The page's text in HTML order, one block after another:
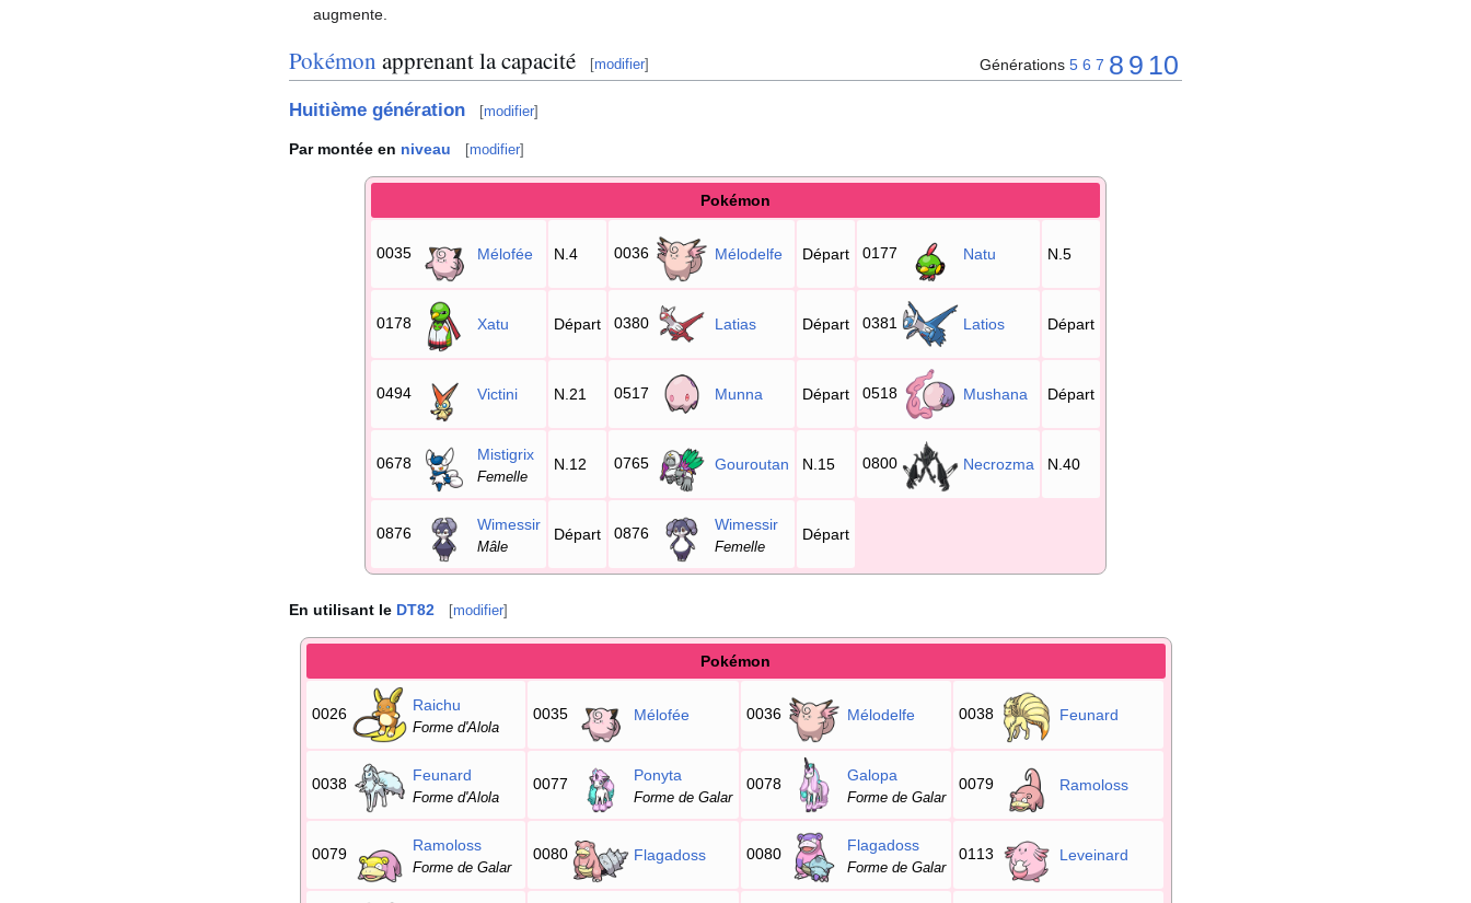
augmente.
Pokémon apprenant la capacité [modifier] Générations 5 6 7 8 9 10
Huitième génération [modifier]
Par montée en niveau [modifier]
Pokémon
0035 Mélofée N.4 0036 Mélodelfe Départ 0177 Natu N.5
0178 Xatu Départ 0380 Latias Départ 0381 Latios Départ
0494 Victini N.21 0517 Munna Départ 0518 Mushana Départ
0678 Mistigrix
Femelle
N.12 0765 Gouroutan N.15 0800 Necrozma N.40
0876 Wimessir
Mâle
Départ 0876 Wimessir
Femelle
Départ
En utilisant le DT82 [modifier]
Pokémon
0026 Raichu
Forme d'Alola
0035 Mélofée 0036 Mélodelfe 0038 Feunard
0038 Feunard
Forme d'Alola
0077 Ponyta
Forme de Galar
0078 Galopa
Forme de Galar
0079 Ramoloss
0079 Ramoloss
Forme de Galar
0080 Flagadoss 0080 Flagadoss
Forme de Galar
0113 Leveinard